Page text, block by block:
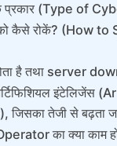
के प्रकार (Type of
को कैसे रोकें? (How
है तथा server
इंटेलिजेंस
तेजी से बढ़ता जा
का क्या काम